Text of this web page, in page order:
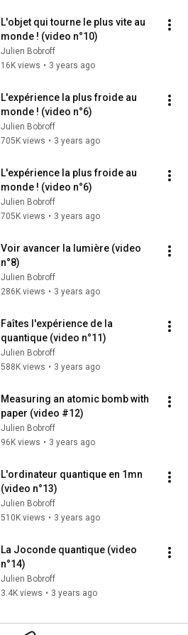
L'objet qui tourne le plus vite au
monde ! (video n°10)
Julien Bobroff
16K views • 3 years ago
L'expérience la plus froide au
monde ! (video n°6)
Julien Bobroff
705K views • 3 years ago
L'expérience la plus froide au
monde ! (video n°6)
Julien Bobroff
705K views • 3 years ago
Voir avancer la lumière (video
n°8)
Julien Bobroff
286K views • 3 years ago
Faîtes l'expérience de la
quantique (video n°11)
Julien Bobroff
588K views • 3 years ago
Measuring an atomic bomb with
paper (video #12)
Julien Bobroff
96K views • 3 years ago
L'ordinateur quantique en 1mn
(video n°13)
Julien Bobroff
510K views • 3 years ago
La Joconde quantique (video
n°14)
Julien Bobroff
3.4K views • 3 years ago